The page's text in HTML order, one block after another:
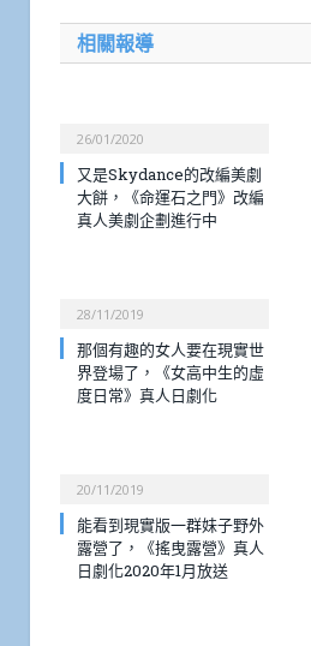
相關報導
26/01/2020
又是Skydance的改編美劇
大餅，《命運石之門》改編
真人美劇企劃進行中
28/11/2019
那個有趣的女人要在現實世
界登場了，《女高中生的虛
度日常》真人日劇化
20/11/2019
能看到現實版一群妹子野外
露營了，《搖曳露營》真人
日劇化2020年1月放送